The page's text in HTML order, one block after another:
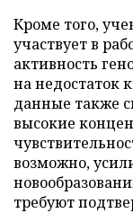
Кроме того,
участвует в
активность
на недостаток
данные также
высокие
возможно,
требуют